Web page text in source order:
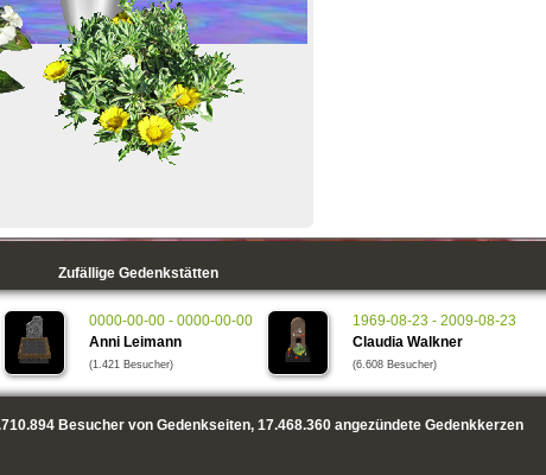
Zufällige Gedenkstätten
0000-00-00 - 0000-00-00
Anni Leimann
(1.421 Besucher)
1969-08-23 - 2009-08-23
Claudia Walkner
(6.608 Besucher)
Besucher von Gedenkseiten, 17.468.360angezündete Gedenkkerzen